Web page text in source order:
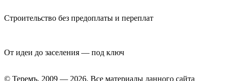
Строительство без предоплаты и переплат
От идеи до заселения — под ключ
© Теремъ, 2009 — 2026. Все материалы данного сайта